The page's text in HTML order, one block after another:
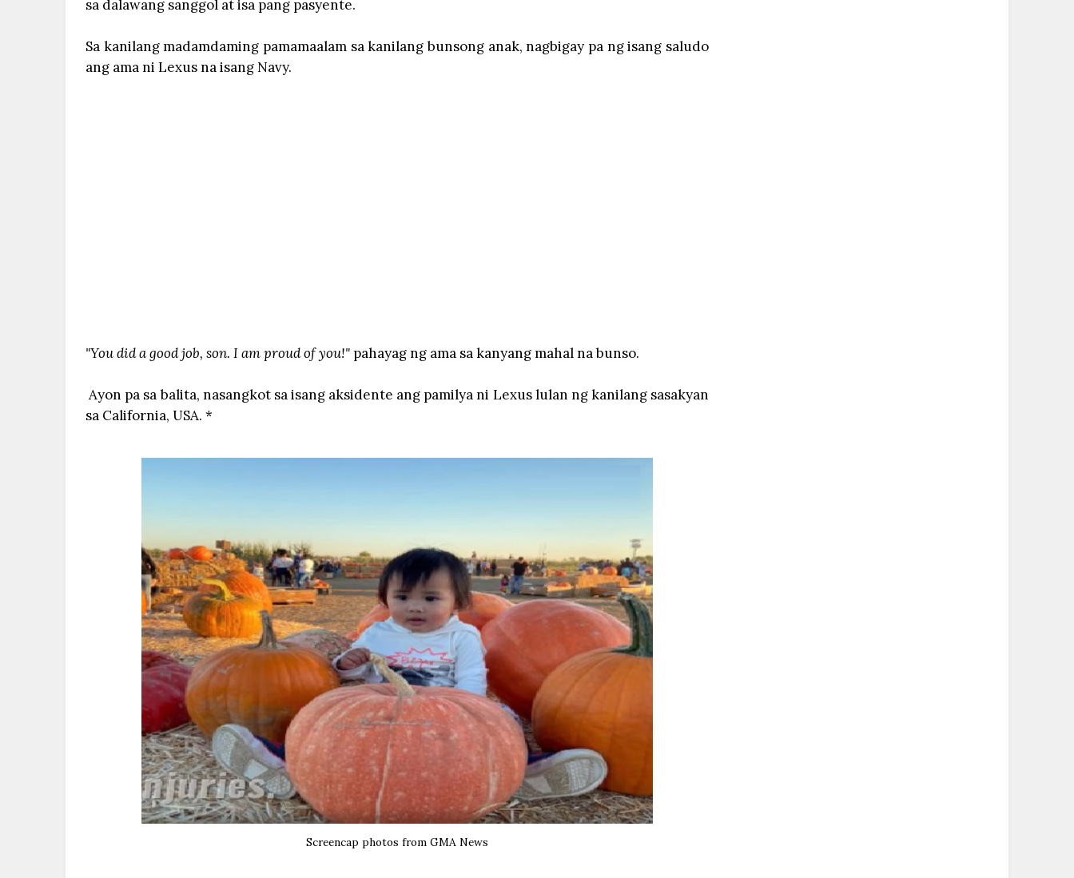
sa dalawang sanggol at isa pang pasyente.
Sa kanilang madamdaming pamamaalam sa kanilang bunsong anak, nagbigay pa ng isang saludo
ang ama ni Lexus na isang Navy.
"You did a good job, son. I am proud of you!" pahayag ng ama sa kanyang mahal na bunso.
Ayon pa sa balita, nasangkot sa isang aksidente ang pamilya ni Lexus lulan ng kanilang sasakyan
sa California, USA. *
Screencap photos from GMA News